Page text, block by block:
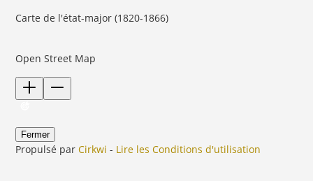
Carte de l'état-major (1820-1866)
Open Street Map
Fermer
Propulsé parCirkwi - Lire les Conditions d'utilisation